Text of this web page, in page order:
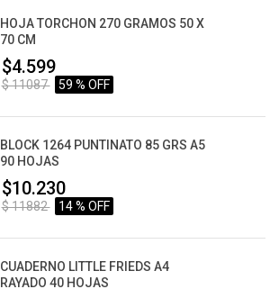
HOJA TORCHON 270 GRAMOS 50 X
70 CM
$4.599
$ 11087 59 % OFF
BLOCK 1264 PUNTINATO 85 GRS A5
90 HOJAS
$10.230
$ 11882 14 % OFF
CUADERNO LITTLE FRIEDS A4
RAYADO 40 HOJAS